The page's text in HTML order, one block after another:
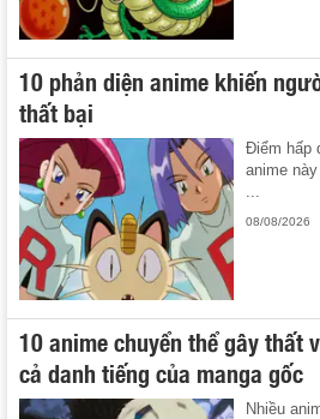
10 phản diện anime khiến
thất bại
Điểm hấp
anime
...
08/08/2026
10 anime chuyển thể gây thất
cả danh tiếng của manga gốc
Nhiều